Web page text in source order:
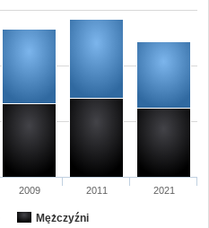
Mężczyźni
2009 2011 2021